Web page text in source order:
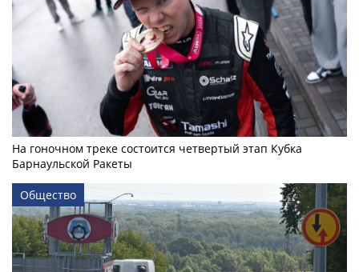
На гоночном треке состоится четвертый этап Кубка
Барнаульской Ракеты
Общество